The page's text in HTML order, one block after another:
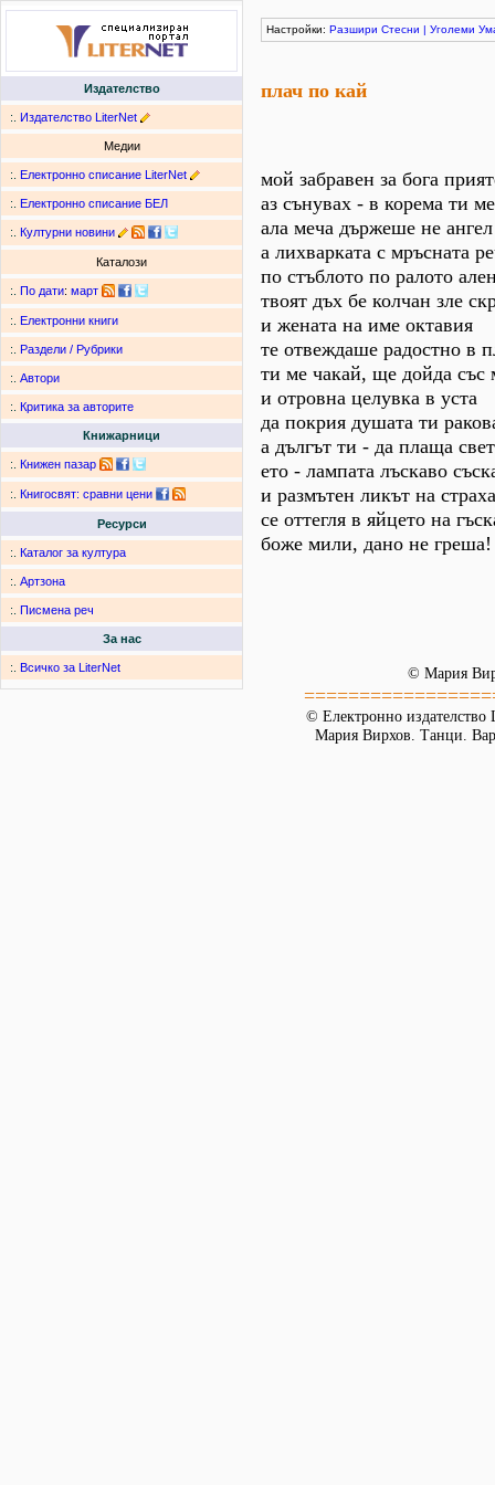
Издателство
:. Издателство LiterNet
Медии
:. Електронно списание LiterNet
:. Електронно списание БЕЛ
:. Културни новини
Каталози
:. По дати: март
:. Електронни книги
:. Раздели / Рубрики
:. Автори
:. Критика за авторите
Книжарници
:. Книжен пазар
:. Книгосвят: сравни цени
Ресурси
:. Каталог за култура
:. Артзона
:. Писмена реч
За нас
:. Всичко за LiterNet
Настройки: Разшири Стесни | Уголеми
плач по кай
мой забравен за бога
аз сънувах - в корема ти
ала меча държеше не ангел
а лихварката с мръсната
по стъблото по ралото
твоят дъх бе колчан зле
и жената на име октавия
те отвеждаше радостно в
ти ме чакай, ще дойда със
и отровна целувка в уста
да покрия душата ти
а дългът ти - да плаща
ето - лампата лъскаво
и размътен ликът на страха
се оттегля в яйцето на
боже мили, дано не греша!
© Мария
© Електронно издателство
Мария Вирхов. Танци.